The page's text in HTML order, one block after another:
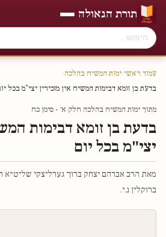
תורת הגאולה
עמוד ראשי›ימות המשיח בהלכה›
בדעת בן זומא דבימות המשיח אין מזכירין יצי"מ בכל
מתוך ימות המשיח בהלכה חלק א׳ - סימן כח
בדעת בן זומא דבימות
יצי"מ בכל יום
מאת הרב אברהם יצחק ברוך גערליצקי שליט״א
ברוקלין נ.י.